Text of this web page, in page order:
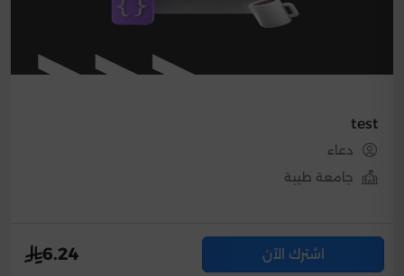
test
دعاء
جامعة طيبة
اشترك الآن 6.24